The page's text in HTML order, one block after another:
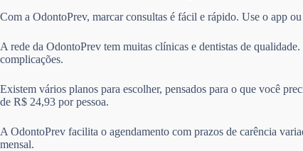
Com a OdontoPrev, marcar consultas é fácil e rápido. Use o app
A rede da OdontoPrev tem muitas clínicas e dentistas de
complicações.
Existem vários planos para escolher, pensados para o que você
de R$ 24,93 por pessoa.
A OdontoPrev facilita o agendamento com prazos de carência
mensal.